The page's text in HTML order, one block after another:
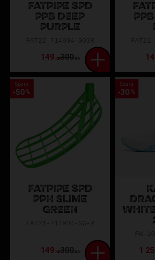
FATPIPE SPD
PPB DEEP
PURPLE
149KR300KR
FATPIPE SPD
PPH SLIME
GREEN
149KR300KR
Spara
50 %
1
Spara
30 %